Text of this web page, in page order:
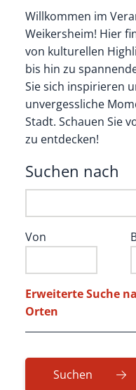
Willkommen im
Weikersheim! Hier
von kulturellen
bis hin zu
Sie sich inspirieren
unvergessliche
Stadt. Schauen Sie
zu entdecken!
Suchen nach
Von
Erweiterte Suche
Orten